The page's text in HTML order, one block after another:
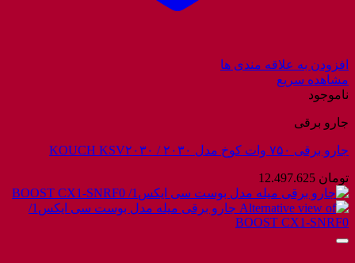
افزودن به علاقه مندی ها
مشاهده سریع
ناموجود
جارو برقی
جارو برقی ۷۵۰ وات کوخ مدل ۲۰۳۰ / KOUCH KSV۲۰۳۰
تومان